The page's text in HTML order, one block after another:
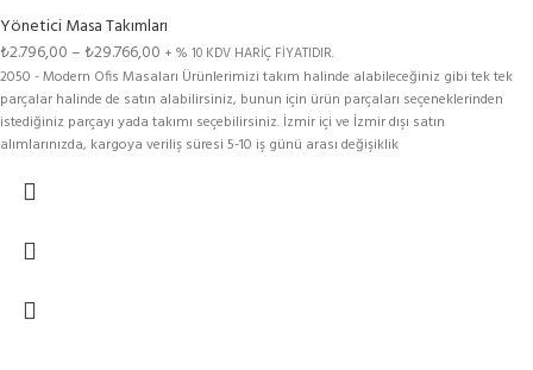
Yönetici Masa Takımları
₺2.796,00– ₺29.766,00 + % 10 KDV HARİÇ FİYATIDIR.
2050 - Modern Ofis Masaları Ürünlerimizi takım halinde alabileceğiniz gibi tek tek
parçalar halinde de satın alabilirsiniz, bunun için ürün parçaları seçeneklerinden
istediğiniz parçayı yada takımı seçebilirsiniz. İzmir içi ve İzmir dışı satın
alımlarınızda, kargoya veriliş süresi 5-10 iş günü arası değişiklik
Uygulanmaktadır. Aşağıdaki SEÇENEKLER kısmından ürün seçimi yaparak fiyat